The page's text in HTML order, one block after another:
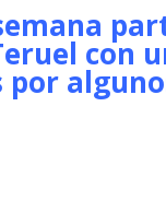
con